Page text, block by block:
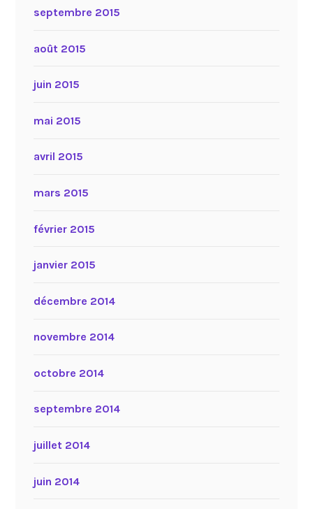
septembre 2015
août 2015
juin 2015
mai 2015
avril 2015
mars 2015
février 2015
janvier 2015
décembre 2014
novembre 2014
octobre 2014
septembre 2014
juillet 2014
juin 2014